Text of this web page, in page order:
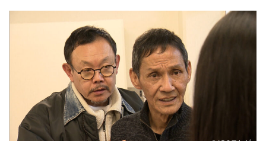
DAIGOも台所 ～きょうの献立 何にする？～
本日はダイアンなり！シーズン２
朝だ！生です旅サラダ
教えて！ニュースライブ 正義のミカタ
ＬＩＦＥ～夢のカタチ～
新婚さんいらっしゃい！
ポツンと一軒家